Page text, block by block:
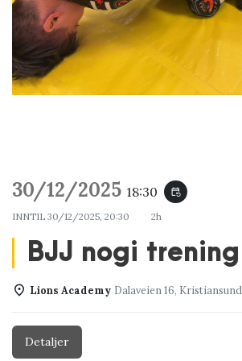
30/12/2025 18:30 event_repeat
INNTIL 30/12/2025, 20:30 2h
BJJ nogi trening
Lions Academy Dalaveien 16, Kristiansund
Detaljer